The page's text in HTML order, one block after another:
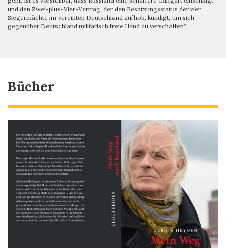
und den Zwei-plus-Vier-Vertrag, der den Besatzungsstatus der vier
Siegermächte im vereinten Deutschland aufhob, kündigt, um sich
gegenüber Deutschland militärisch freie Hand zu verschaffen?
Bücher